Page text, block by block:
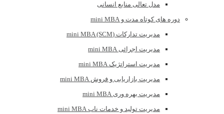
مدل تعالی منابع انسانی
دوره های کوتاه مدت و mini MBA
مدیریت تدارکات (mini MBA (SCM
مدیریت اجرائی mini MBA
مدیریت استراتژیک mini MBA
مدیریت بازاریابی و فروش mini MBA
مدیریت بهره وری mini MBA
مدیریت تولید و خدمات ناب mini MBA